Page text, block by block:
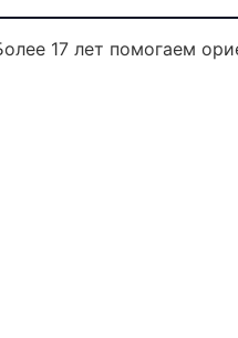
17 лет помогаем